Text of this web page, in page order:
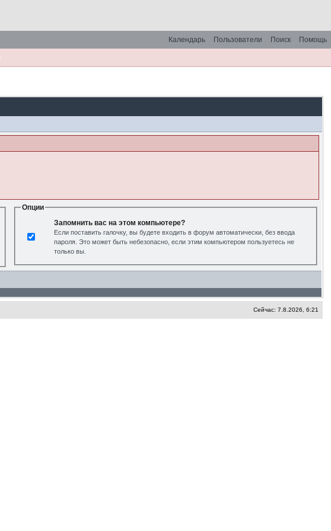
Помощь
Поиск
Пользователи
Календарь
Опции
Запомнить вас на этом компьютере?
Если поставить галочку, вы будете входить в форум автоматически, без ввода
пароля. Это может быть небезопасно, если этим компьютером пользуетесь не
только вы.
Сейчас: 7.8.2026, 6:21